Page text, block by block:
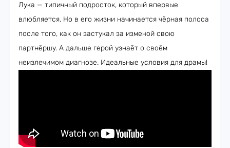
Лука — типичный подросток, который впервые
влюбляется. Но в его жизни начинается чёрная полоса
после того, как он застукал за изменой свою
партнёршу. А дальше герой узнаёт о своём
неизлечимом диагнозе. Идеальные условия для драмы!